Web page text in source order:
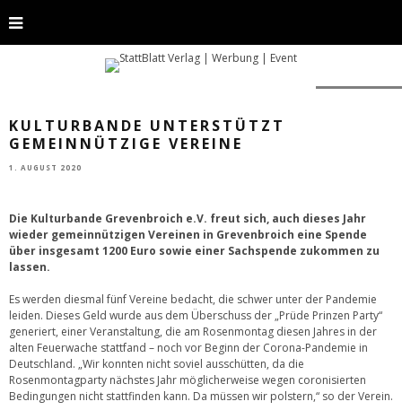
KULTURBANDE UNTERSTÜTZT
GEMEINNÜTZIGE VEREINE
1. AUGUST 2020
Die Kulturbande Grevenbroich e.V. freut sich, auch dieses Jahr
wieder gemeinnützigen Vereinen in Grevenbroich eine Spende
über insgesamt 1200 Euro sowie einer Sachspende zukommen zu
lassen.
Es werden diesmal fünf Vereine bedacht, die schwer unter der Pandemie
leiden. Dieses Geld wurde aus dem Überschuss der „Prüde Prinzen Party“
generiert, einer Veranstaltung, die am Rosenmontag diesen Jahres in der
alten Feuerwache stattfand – noch vor Beginn der Corona-Pandemie in
Deutschland. „Wir konnten nicht soviel ausschütten, da die
Rosenmontagparty nächstes Jahr möglicherweise wegen coronisierten
Bedingungen nicht stattfinden kann. Da müssen wir polstern,“ so der Verein.